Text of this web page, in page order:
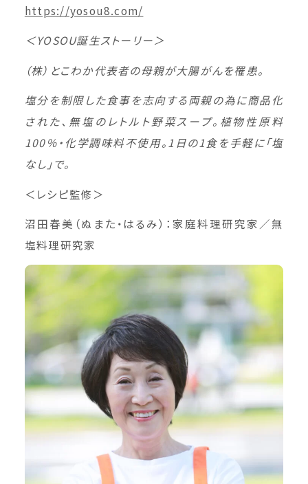
https://yosou8.com/
＜YOSOU誕生ストーリー＞
（株）とこわか代表者の母親が大腸がんを罹患。
塩分を制限した食事を志向する両親の為に商品化
された、無塩のレトルト野菜スープ。植物性原料
100％・化学調味料不使用。1日の1食を手軽に「塩
なし」で。
＜レシピ監修＞
沼田春美（ぬまた・はるみ）：家庭料理研究家／無
塩料理研究家